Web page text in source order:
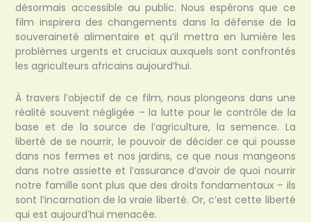
désormais accessible au public. Nous espérons que ce
film inspirera des changements dans la défense de la
souveraineté alimentaire et qu’il mettra en lumière les
problèmes urgents et cruciaux auxquels sont confrontés
les agriculteurs africains aujourd’hui.
À travers l’objectif de ce film, nous plongeons dans une
réalité souvent négligée – la lutte pour le contrôle de la
base et de la source de l’agriculture, la semence. La
liberté de se nourrir, le pouvoir de décider ce qui pousse
dans nos fermes et nos jardins, ce que nous mangeons
dans notre assiette et l’assurance d’avoir de quoi nourrir
notre famille sont plus que des droits fondamentaux – ils
sont l’incarnation de la vraie liberté. Or, c’est cette liberté
qui est aujourd’hui menacée.